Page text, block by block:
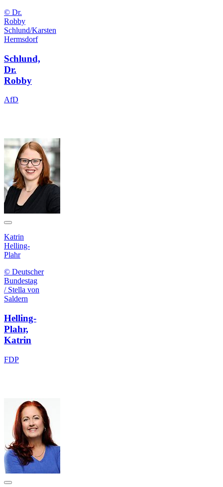
© Dr.
Robby
Schlund/Karsten
Hermsdorf
Schlund,
Dr.
Robby
AfD
Katrin
Helling-
Plahr
© Deutscher
Bundestag
/ Stella von
Saldern
Helling-
Plahr,
Katrin
FDP